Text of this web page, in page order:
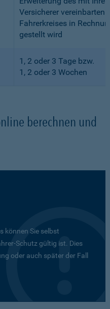
Versicherer vereinbarten
Fahrerkreises in
gestellt wird
1, 2 oder 3 Tage bzw.
1, 2 oder 3 Wochen
berechnen und
können Sie selbst
Schutz gültig ist. Dies
oder auch später der Fall